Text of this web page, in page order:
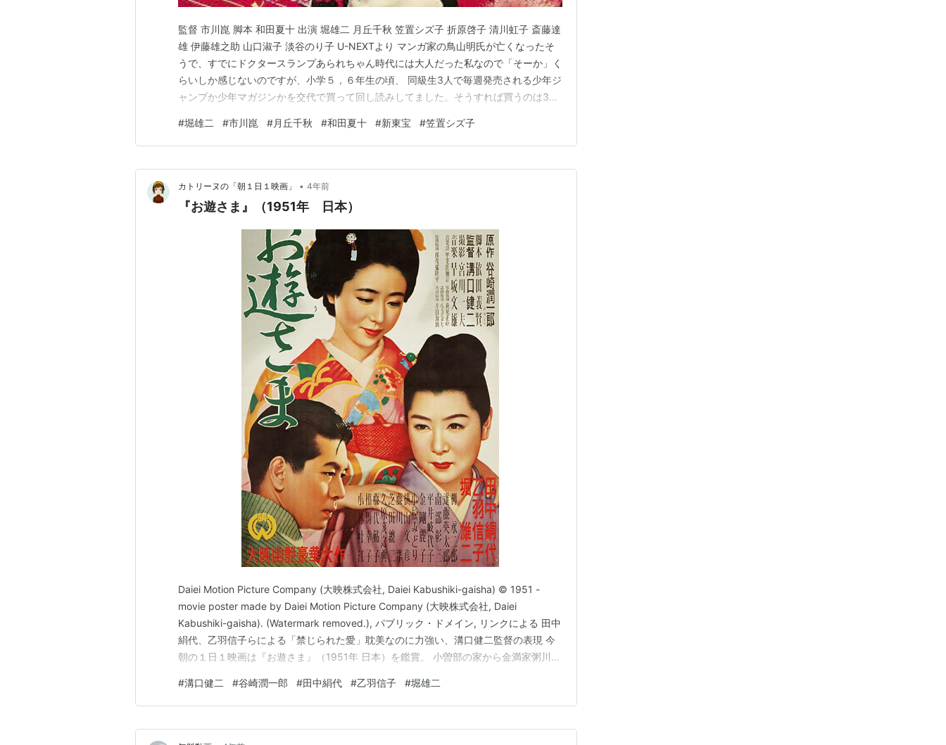
監督 市川崑 脚本 和田夏十 出演 堀雄二 月丘千秋 笠置シズ子 折原啓子 清川虹子 斎藤達
雄 伊藤雄之助 山口淑子 淡谷のり子 U-NEXTより マンガ家の鳥山明氏が亡くなったそ
うで、すでにドクタースランプあられちゃん時代には大人だった私なので「そーか」く
らいしか感じないのですが、小学５，６年生の頃、 同級生3人で毎週発売される少年ジ
ャンプか少年マガジンかを交代で買って回し読みしてました。そうすれば買うのは3週
もあったと記憶していますが当時からすでに人気漫画は男子用にあったんですね。なに
が読みたかったのかの記憶は…
#堀雄二 #市川崑 #月丘千秋 #和田夏十 #新東宝 #笠置シズ子
カトリーヌの「朝１日１映画」 • 4年前
『お遊さま』（1951年 日本）
Daiei Motion Picture Company (大映株式会社, Daiei Kabushiki-gaisha) © 1951 -
movie poster made by Daiei Motion Picture Company (大映株式会社, Daiei
Kabushiki-gaisha). (Watermark removed.), パブリック・ドメイン, リンクによる 田中
絹代、乙羽信子らによる「禁じられた愛」耽美なのに力強い、溝口健二監督の表現 今
朝の１日１映画は『お遊さま』（1951年 日本）を鑑賞。 小曽部の家から金満家粥川へ
#溝口健二 #谷崎潤一郎 #田中絹代 #乙羽信子 #堀雄二